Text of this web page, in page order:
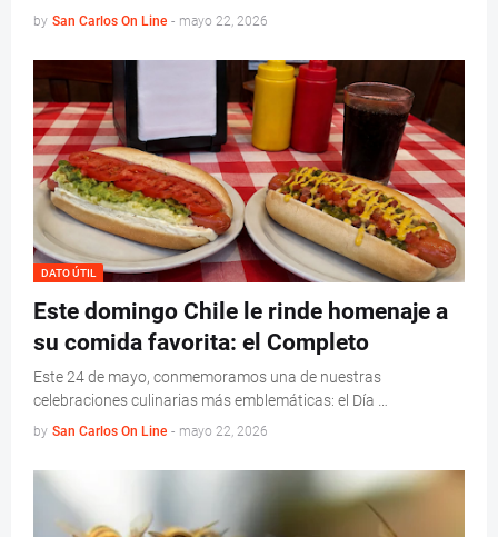
by San Carlos On Line - mayo 22, 2026
DATO ÚTIL
Este domingo Chile le rinde homenaje a
su comida favorita: el Completo
Este 24 de mayo, conmemoramos una de nuestras
celebraciones culinarias más emblemáticas: el Día …
by San Carlos On Line - mayo 22, 2026